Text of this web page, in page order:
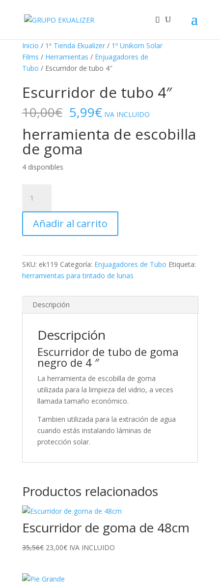
Inicio / 1ª Tienda Ekualizer/ 1º Unikorn Solar
Films / Herramientas / Enjuagadores de
Tubo / Escurridor de tubo 4″
¡Oferta!
Escurridor de tubo 4″
10,00€ El
precio
original
era:
10,00€.
5,99€El
precio
actual
es:
IVA INCLUIDO
herramienta de escobilla
de goma
4 disponibles
tubo
cantidad
Añadir al carrito
SKU: ek119 Categoría: Enjuagadores de Tubo Etiqueta:
herramientas para tintado de lunas
Descripción
Descripción
Escurridor de tubo de goma
negro de 4 ″
La herramienta de escobilla de goma
utilizada para la limpieza del vidrio, a veces
llamada tamaño económico.
Tambien utilizada para la extración de agua
cuando estás instalando láminas de
protección solar.
Productos relacionados
Escurridor de goma de 48cm
35,56€ El
era:
23,00€ElIVA INCLUIDO